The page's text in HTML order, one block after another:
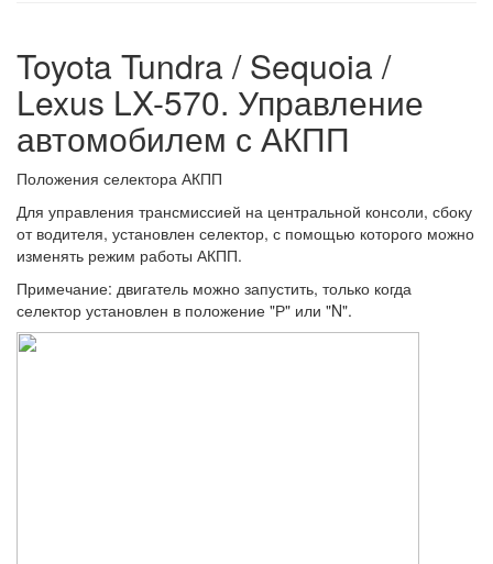
Toyota Tundra / Sequoia /
Lexus LX-570. Управление
автомобилем с АКПП
Положения селектора АКПП
Для управления трансмиссией на центральной консоли, сбоку
от водителя, установлен селектор, с помощью которого можно
изменять режим работы АКПП.
Примечание: двигатель можно запустить, только когда
селектор установлен в положение "Р" или "N".